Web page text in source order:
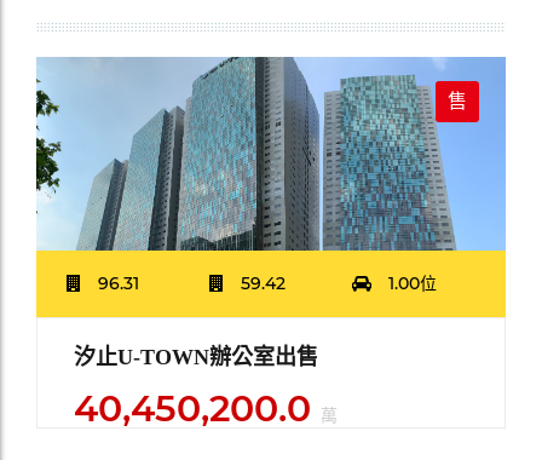
售
96.31 59.42 1.00位
汐止U-TOWN辦公室出售
40,450,200.0 萬